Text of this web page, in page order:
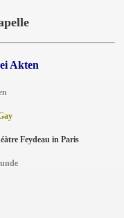
Akten
Feydeau in Paris